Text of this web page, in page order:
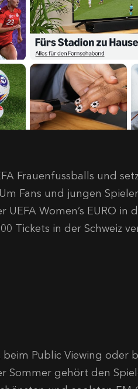
Frauenfussballs und
Fans und jungen
Women’s EURO in
Tickets in der Schweiz
Public Viewing oder
Sommer gehört den